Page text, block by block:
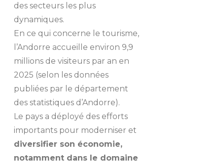
des secteurs les plus
dynamiques.
En ce qui concerne le tourisme,
l’Andorre accueille environ 9,9
millions de visiteurs par an en
2025 (selon les données
publiées par le département
des statistiques d’Andorre).
Le pays a déployé des efforts
importants pour moderniser et
diversifier son économie,
notamment dans le domaine